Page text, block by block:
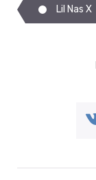
Lil Nas X